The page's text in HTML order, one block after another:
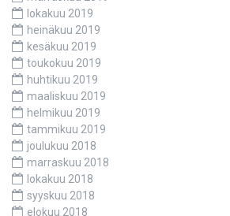
lokakuu 2019
heinäkuu 2019
kesäkuu 2019
toukokuu 2019
huhtikuu 2019
maaliskuu 2019
helmikuu 2019
tammikuu 2019
joulukuu 2018
marraskuu 2018
lokakuu 2018
syyskuu 2018
elokuu 2018